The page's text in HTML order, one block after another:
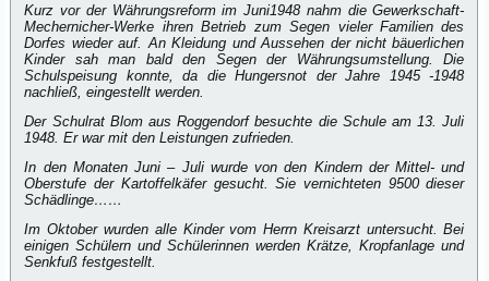
Kurz vor der Währungsreform im Juni1948 nahm die Gewerkschaft-
Mechernicher-Werke ihren Betrieb zum Segen vieler Familien des
Dorfes wieder auf. An Kleidung und Aussehen der nicht bäuerlichen
Kinder sah man bald den Segen der Währungsumstellung. Die
Schulspeisung konnte, da die Hungersnot der Jahre 1945 -1948
nachließ, eingestellt werden.
Der Schulrat Blom aus Roggendorf besuchte die Schule am 13. Juli
1948. Er war mit den Leistungen zufrieden.
In den Monaten Juni – Juli wurde von den Kindern der Mittel- und
Oberstufe der Kartoffelkäfer gesucht. Sie vernichteten 9500 dieser
Schädlinge……
Im Oktober wurden alle Kinder vom Herrn Kreisarzt untersucht. Bei
einigen Schülern und Schülerinnen werden Krätze, Kropfanlage und
Senkfuß festgestellt.